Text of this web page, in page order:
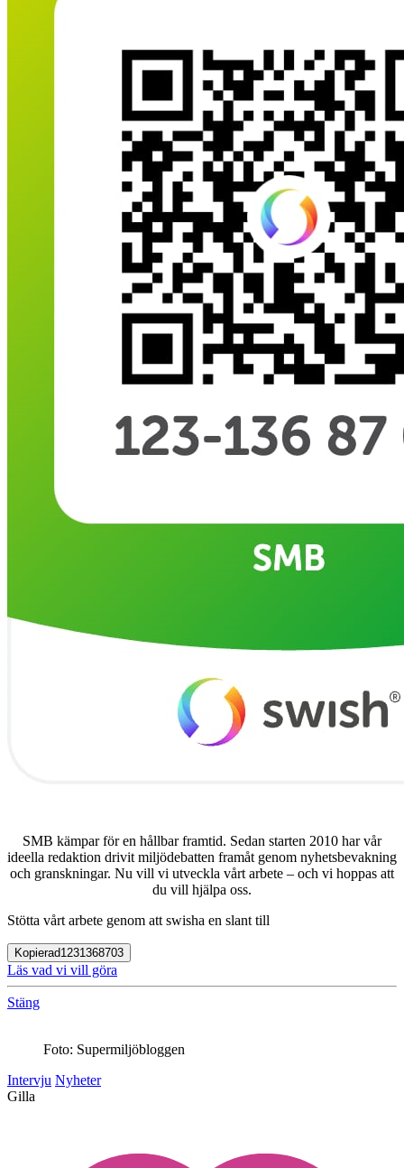
SMB kämpar för en hållbar framtid. Sedan starten 2010 har vår
ideella redaktion drivit miljödebatten framåt genom nyhetsbevakning
och granskningar. Nu vill vi utveckla vårt arbete – och vi hoppas att
du vill hjälpa oss.
Stötta vårt arbete genom att swisha en slant till
Kopierad1231368703
Läs vad vi vill göra
Stäng
Foto: Supermiljöbloggen
Intervju Nyheter
Gilla